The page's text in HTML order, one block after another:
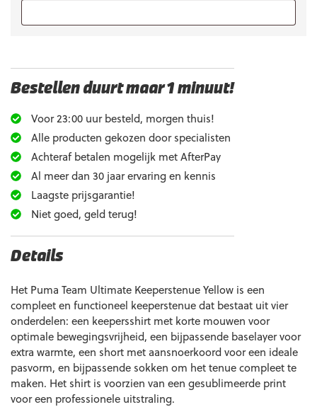
Bestellen duurt maar 1 minuut!
Voor 23:00 uur besteld, morgen thuis!
Alle producten gekozen door specialisten
Achteraf betalen mogelijk met AfterPay
Al meer dan 30 jaar ervaring en kennis
Laagste prijsgarantie!
Niet goed, geld terug!
Details
Het Puma Team Ultimate Keeperstenue Yellow is een
compleet en functioneel keeperstenue dat bestaat uit vier
onderdelen: een keepersshirt met korte mouwen voor
optimale bewegingsvrijheid, een bijpassende baselayer voor
extra warmte, een short met aansnoerkoord voor een ideale
pasvorm, en bijpassende sokken om het tenue compleet te
maken. Het shirt is voorzien van een gesublimeerde print
voor een professionele uitstraling.